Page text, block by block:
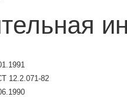
12.2.071-82